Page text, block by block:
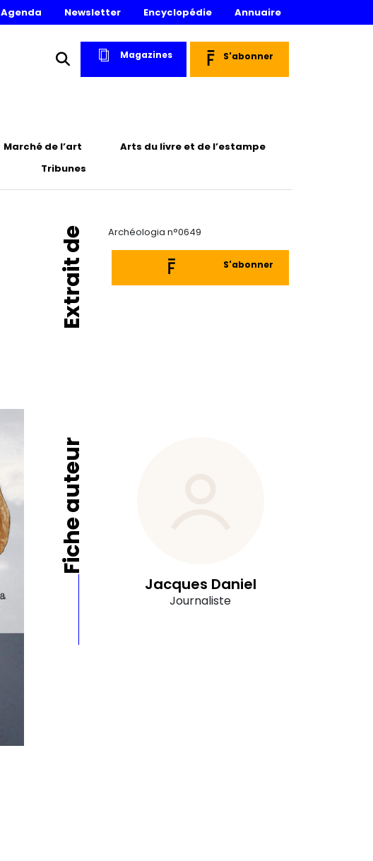
Agenda Newsletter Encyclopédie Annuaire
Magazines S'abonner
Marché de l’art
Arts du livre et de l’estampe
Tribunes
Extrait de Archéologia n°0649
S'abonner
Fiche auteur
Jacques Daniel
Journaliste